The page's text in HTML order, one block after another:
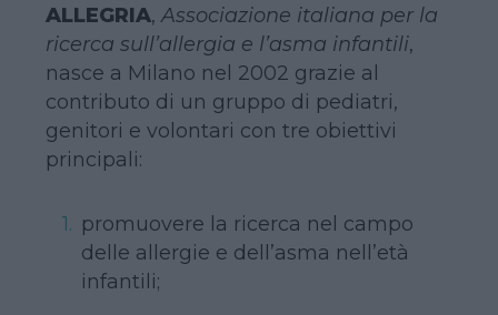
ALLEGRIA,Associazione italiana per la
ricerca sull’allergia e l’asma infantili,
nasce a Milano nel 2002 grazie al
contributo di un gruppo di pediatri,
genitori e volontari con tre obiettivi
principali:
promuovere la ricerca nel campo
delle allergie e dell’asma nell’età
infantili;